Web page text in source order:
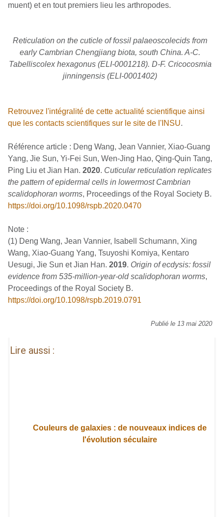
muent) et en tout premiers lieu les arthropodes.
Reticulation on the cuticle of fossil palaeoscolecids from
early Cambrian Chengjiang biota, south China. A-C.
Tabelliscolex hexagonus (ELI-0001218). D-F. Cricocosmia
jinningensis (ELI-0001402)
Retrouvez l'intégralité de cette actualité scientifique ainsi
que les contacts scientifiques sur le site de l'INSU.
Référence article : Deng Wang, Jean Vannier, Xiao-Guang
Yang, Jie Sun, Yi-Fei Sun, Wen-Jing Hao, Qing-Quin Tang,
Ping Liu et Jian Han. 2020. Cuticular reticulation replicates
the pattern of epidermal cells in lowermost Cambrian
scalidophoran worms, Proceedings of the Royal Society B.
https://doi.org/10.1098/rspb.2020.0470
Note :
(1) Deng Wang, Jean Vannier, Isabell Schumann, Xing
Wang, Xiao-Guang Yang, Tsuyoshi Komiya, Kentaro
Uesugi, Jie Sun et Jian Han. 2019. Origin of ecdysis: fossil
evidence from 535-million-year-old scalidophoran worms,
Proceedings of the Royal Society B.
https://doi.org/10.1098/rspb.2019.0791
Publié le 13 mai 2020
Lire aussi :
Couleurs de galaxies : de nouveaux indices de
l'évolution séculaire